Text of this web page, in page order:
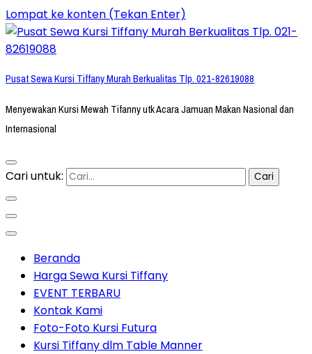
Lompat ke konten (Tekan Enter)
Pusat Sewa Kursi Tiffany Murah Berkualitas Tlp. 021-82619088
Menyewakan Kursi Mewah Tifanny utk Acara Jamuan Makan Nasional dan
Internasional
Cari untuk:
Beranda
Harga Sewa Kursi Tiffany
EVENT TERBARU
Kontak Kami
Foto-Foto Kursi Futura
Kursi Tiffany dlm Table Manner